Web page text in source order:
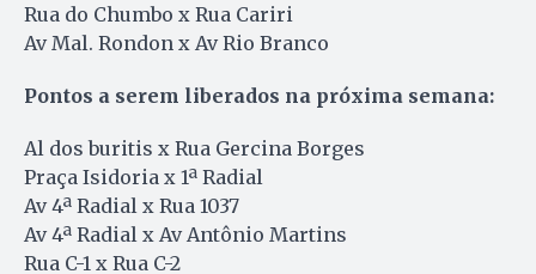
Rua do Chumbo x Rua Cariri
Av Mal. Rondon x Av Rio Branco
Pontos a serem liberados na próxima semana:
Al dos buritis x Rua Gercina Borges
Praça Isidoria x 1ª Radial
Av 4ª Radial x Rua 1037
Av 4ª Radial x Av Antônio Martins
Rua C-1 x Rua C-2